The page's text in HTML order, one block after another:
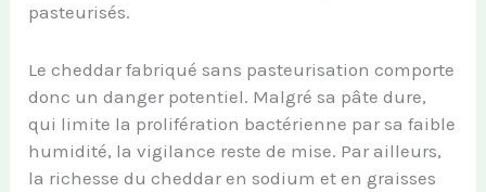
pasteurisés.
Le cheddar fabriqué sans pasteurisation comporte
donc un danger potentiel. Malgré sa pâte dure,
qui limite la prolifération bactérienne par sa faible
humidité, la vigilance reste de mise. Par ailleurs,
la richesse du cheddar en sodium et en graisses